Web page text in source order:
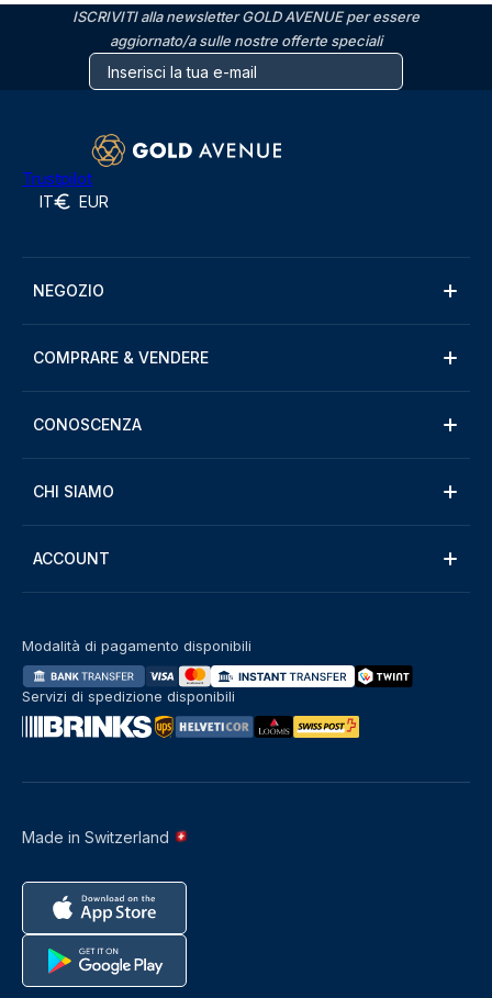
ISCRIVITI alla newsletter GOLD AVENUE per essere
aggiornato/a sulle nostre offerte speciali
Trustpilot
IT EUR
NEGOZIO
COMPRARE & VENDERE
CONOSCENZA
CHI SIAMO
ACCOUNT
Made in Switzerland
Modalità di pagamento disponibili
Servizi di spedizione disponibili